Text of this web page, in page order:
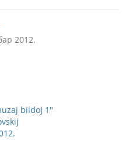
2012.
bildoj 1"